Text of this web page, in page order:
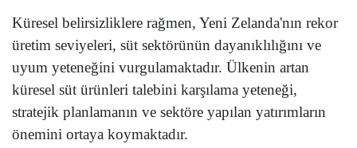
Küresel belirsizliklere rağmen, Yeni Zelanda'nın rekor
üretim seviyeleri, süt sektörünün dayanıklılığını ve
uyum yeteneğini vurgulamaktadır. Ülkenin artan
küresel süt ürünleri talebini karşılama yeteneği,
stratejik planlamanın ve sektöre yapılan yatırımların
önemini ortaya koymaktadır.